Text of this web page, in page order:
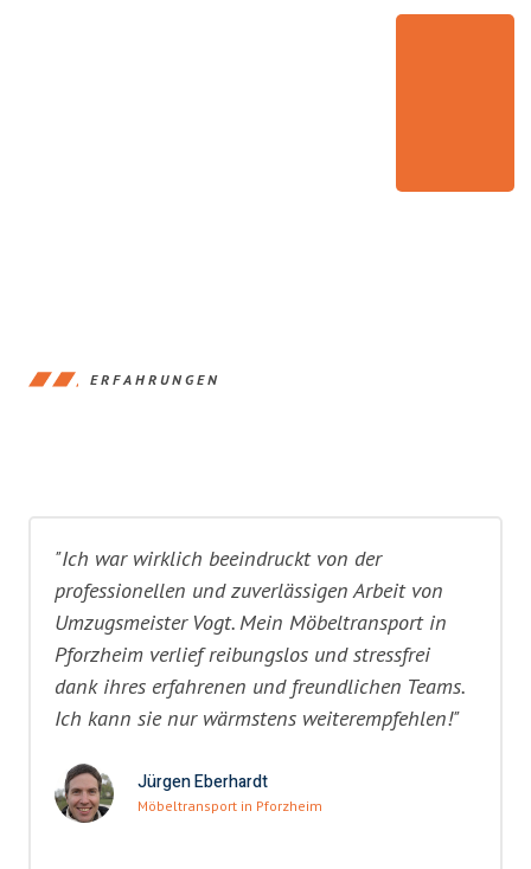
ERFAHRUNGEN
"Ich war wirklich beeindruckt von der
professionellen und zuverlässigen Arbeit von
Umzugsmeister Vogt. Mein Möbeltransport in
Pforzheim verlief reibungslos und stressfrei
dank ihres erfahrenen und freundlichen Teams.
Ich kann sie nur wärmstens weiterempfehlen!"
Jürgen Eberhardt
Möbeltransport in Pforzheim